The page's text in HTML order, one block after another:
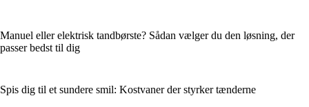
Manuel eller elektrisk tandbørste? Sådan vælger du den løsning, der
passer bedst til dig
Spis dig til et sundere smil: Kostvaner der styrker tænderne